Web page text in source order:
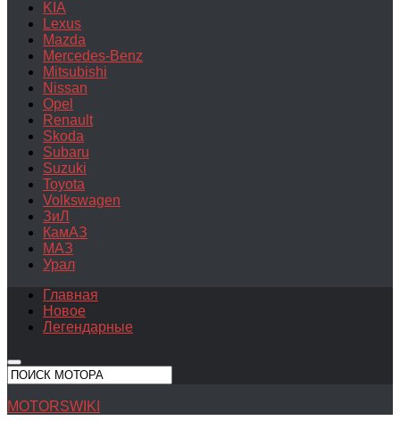
KIA
Lexus
Mazda
Mercedes-Benz
Mitsubishi
Nissan
Opel
Renault
Skoda
Subaru
Suzuki
Toyota
Volkswagen
ЗиЛ
КамАЗ
МАЗ
Урал
Главная
Новое
Легендарные
MOTORSWIKI